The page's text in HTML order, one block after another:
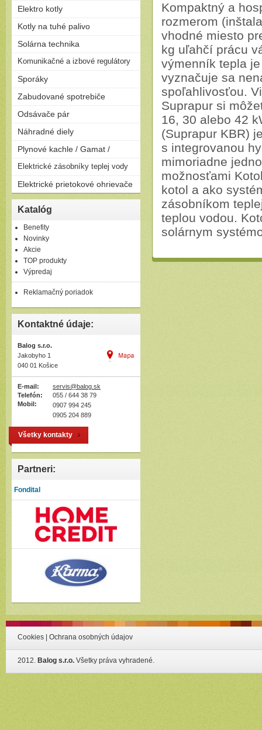
Turbo (cez stenu - nútený
Priamoohrievané zásobníky
Závesné
Elektro kotly
Len na kúrenie
zásobník)
Kotly na tuhé palivo
Splyňovacie - pyrolitické kotly
Peletizačné kotly
uhlie
Solárna technika
Solárne zostavy - ploché
Solárne zostavy - vákuové
Komunikačné a izbové regulátory
Regulátory
Sporáky
Plynové
Kombinované
Zabudované spotrebiče
Rúry
Umývačky riadu
Odsávače pár
Komínové
Ostrovčekové
Náhradné diely
Plynové kachle / Gamat /
Plynové kachle
Elektrické zásobníky teplej vody
Závesné
Ležaté
Elektrické prietokové ohrievače
Elektrické prietokové
ohrievače
Katalóg
Benefity
Novinky
Akcie
TOP produkty
Výpredaj
Reklamačný poriadok
Kontaktné údaje:
Balog s.r.o.
Jakobyho 1
040 01 Košice
E-mail:
servis@balog.sk
Telefón:
055 / 644 38 79
Mobil:
0907 994 245
0905 204 889
Všetky kontakty
Partneri:
Fondital
Kompaktný a
rozmerom
vhodné miesto
kg uľahčí prácu
výmenník tepla
vyznačuje sa
spoľahlivosťou.
Suprapur si
16, 30 alebo 42
(Suprapur KBR)
s integrovanou
mimoriadne
možnosťami
kotol a ako
zásobníkom
teplou vodou.
solárnym
Cookies Ochrana osobných údajov
2012. Balog s.r.o. Všetky práva vyhradené.